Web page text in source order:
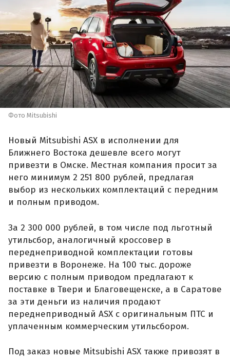
Фото Mitsubishi
Новый Mitsubishi ASX в исполнении для
Ближнего Востока дешевле всего могут
привезти в Омске. Местная компания просит за
него минимум 2 251 800 рублей, предлагая
выбор из нескольких комплектаций с передним
и полным приводом.
За 2 300 000 рублей, в том числе под льготный
утильсбор, аналогичный кроссовер в
переднеприводной комплектации готовы
привезти в Воронеже. На 100 тыс. дороже
версию с полным приводом предлагают к
поставке в Твери и Благовещенске, а в Саратове
за эти деньги из наличия продают
переднеприводный ASX с оригинальным ПТС и
уплаченным коммерческим утильсбором.
Под заказ новые Mitsubishi ASX также привозят в